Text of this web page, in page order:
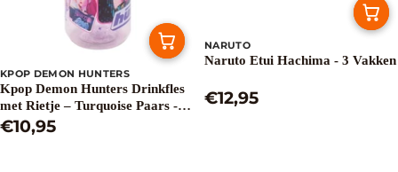
KPOP DEMON HUNTERS
Kpop Demon Hunters Drinkfles
met Rietje – Turquoise Paars -
430ML
€10,95
NARUTO
Naruto Etui Hachima - 3 Vakken
€12,95